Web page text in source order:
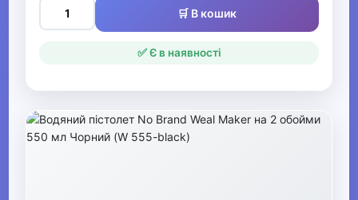
🛒 В кошик
✅ Є в наявності